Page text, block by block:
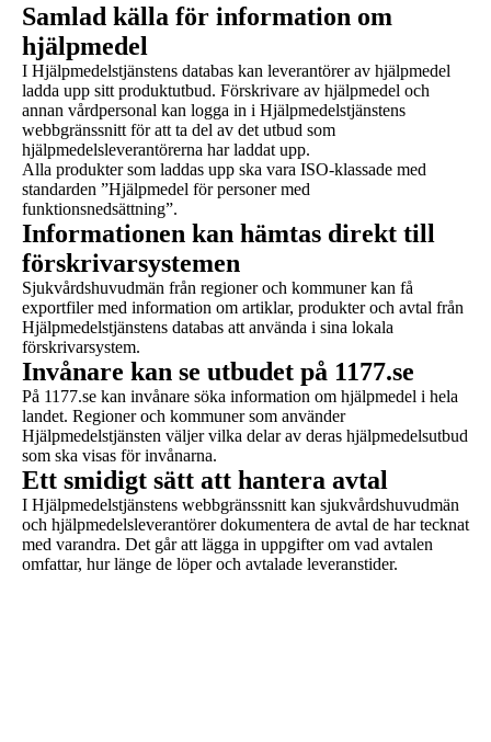
Samlad källa för information om
hjälpmedel
I Hjälpmedelstjänstens databas kan leverantörer av hjälpmedel
ladda upp sitt produktutbud. Förskrivare av hjälpmedel och
annan vårdpersonal kan logga in i Hjälpmedelstjänstens
webbgränssnitt för att ta del av det utbud som
hjälpmedelsleverantörerna har laddat upp.
Alla produkter som laddas upp ska vara ISO-klassade med
standarden ”Hjälpmedel för personer med
funktionsnedsättning”.
Informationen kan hämtas direkt till
förskrivarsystemen
Sjukvårdshuvudmän från regioner och kommuner kan få
exportfiler med information om artiklar, produkter och avtal från
Hjälpmedelstjänstens databas att använda i sina lokala
förskrivarsystem.
Invånare kan se utbudet på 1177.se
På 1177.se kan invånare söka information om hjälpmedel i hela
landet. Regioner och kommuner som använder
Hjälpmedelstjänsten väljer vilka delar av deras hjälpmedelsutbud
som ska visas för invånarna.
Ett smidigt sätt att hantera avtal
I Hjälpmedelstjänstens webbgränssnitt kan sjukvårdshuvudmän
och hjälpmedelsleverantörer dokumentera de avtal de har tecknat
med varandra. Det går att lägga in uppgifter om vad avtalen
omfattar, hur länge de löper och avtalade leveranstider.